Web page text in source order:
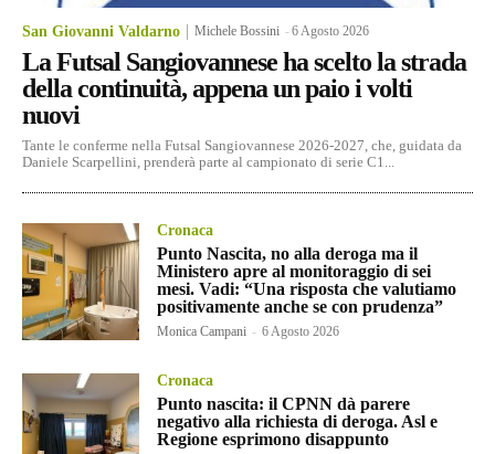
San Giovanni Valdarno Michele Bossini -6 Agosto 2026
La Futsal Sangiovannese ha scelto la strada
della continuità, appena un paio i volti
nuovi
Tante le conferme nella Futsal Sangiovannese 2026-2027, che, guidata da
Daniele Scarpellini, prenderà parte al campionato di serie C1...
Cronaca
Punto Nascita, no alla deroga ma il
Ministero apre al monitoraggio di sei
mesi. Vadi: “Una risposta che valutiamo
positivamente anche se con prudenza”
Monica Campani - 6 Agosto 2026
Cronaca
Punto nascita: il CPNN dà parere
negativo alla richiesta di deroga. Asl e
Regione esprimono disappunto